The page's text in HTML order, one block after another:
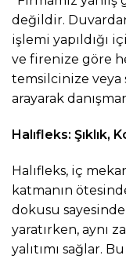
değildir.
işlemi yapıldığı
ve firenize göre
temsilcinize veya
arayarak
Halıfleks: Şıklık,
Halıfleks, iç
katmanın
dokusu
yaratırken, aynı
yalıtımı sağlar.